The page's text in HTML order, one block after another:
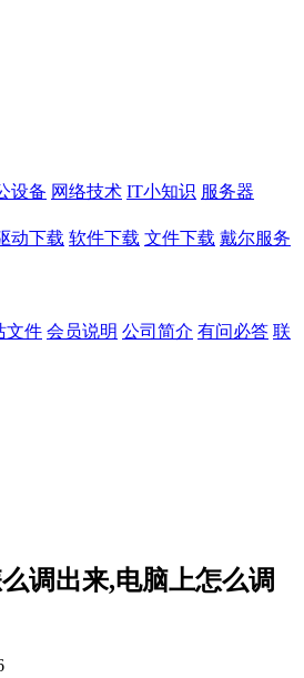
设备 网络技术 IT小知识 服务器
动下载 软件下载 文件下载 戴尔服务
文件 会员说明 公司简介 有问必答 联
调出来,电脑上怎么调